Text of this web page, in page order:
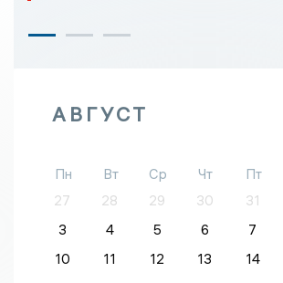
АВГУСТ
Пн Вт Ср Чт Пт
27
28 29 30 31
3
4 5 6 7
10
11 12 13 14